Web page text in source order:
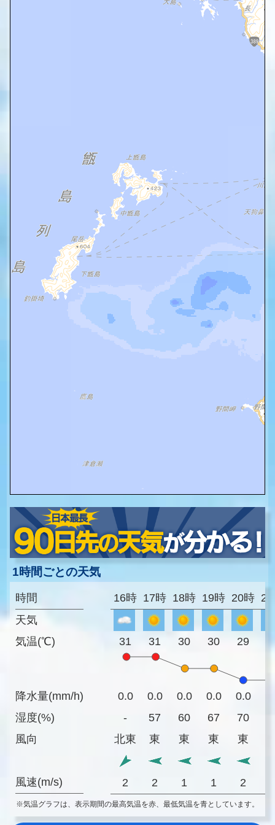
1時間ごとの天気
時間
天気
気温(℃)
降水量(mm/h)
湿度(%)
風向
風速(m/s)
16時 17時 18時 19時 20時
31 31 30 30 29
0.0 0.0 0.0 0.0 0.0
-
57 60 67 70
北東
東 東 東 東
2 2 1 1 2
※気温グラフは、表示期間の最高気温を赤、最低気温を青としています。